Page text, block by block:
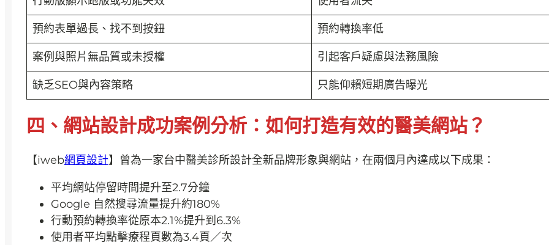
預約表單過長、找不到按鈕 預約轉換率低
案例與照片無品質或未授權 引起客戶疑慮與法務風險
缺乏SEO與內容策略 只能仰賴短期廣告曝光
四、網站設計成功案例分析：如何打造有效的醫美網站？
【iweb網頁設計】曾為一家台中醫美診所設計全新品牌形象與網站，在兩個月內達成以下成果：
平均網站停留時間提升至2.7分鐘
Google 自然搜尋流量提升約180%
行動預約轉換率從原本2.1%提升到6.3%
使用者平均點擊療程頁數為3.4頁／次